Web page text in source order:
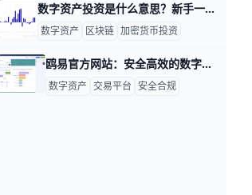
数字资产投资是什么意思？新手一文看懂数字货币投资 已根据你的要求优化为更易读、每段包含数据或示例的版本。 :::writing block 数字资产投资是什么意思？ 数字资产投资，是指投资者通过购买和持有数字形式的资产来获取收益的一种方式。截至2026年，全球加密货币总市值已超过1万亿美元，其中比特币占比约40%以上，这说明数字资产已经成为一种具有规模的投资类别。例如，一个投资者在2020年以约7000美元买入比特币，到2021年高点接近69000美元时卖出，就获得了接近10倍的收益，这正是数字资产投资的典型案例。
数字资产 区块链 加密货币投资
鸥易官方网站：安全高效的数字资产交易入口 鸥易官方网站 鸥易（Oyi交易所 / Oyi）是全球知名的数字资产交易平台，提供现货、合约、永续、杠杆、期权、钱包与教育工具等一站式服务，致力于为全球用户提供安全、低延迟且功能丰富的数字资产生态。该官网聚合行情、交易、资产管理与 Web3 工具，方便交易者快速了解市场动态并进行资产管理。
数字资产 交易平台 安全合规